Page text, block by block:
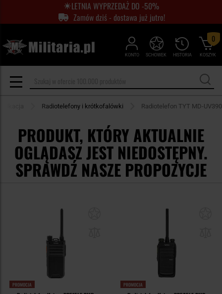
LETNIA WYPRZEDAŻ DO -50%
Zamów dziś - dostawa już jutro!
KONTO HISTORIA
SCHOWEK KOSZYK
0
Radiotelefony i krótkofalówki Radiotelefon TYT MD-UV390
PRODUKT, KTÓRY AKTUALNIE
OGLĄDASZ JEST NIEDOSTĘPNY.
SPRAWDŹ NASZE PROPOZYCJE
PROMOCJA PROMOCJA